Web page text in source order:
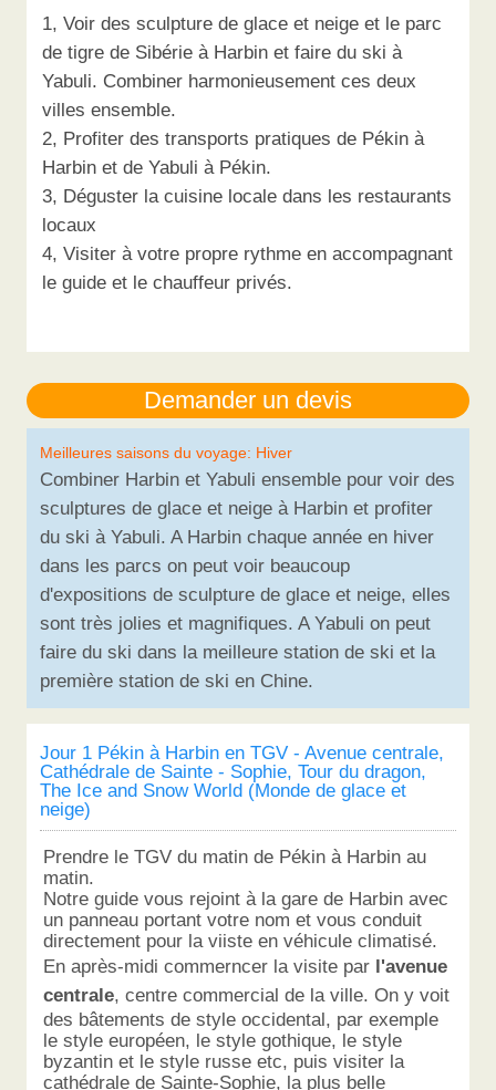
1, Voir des sculpture de glace et neige et le parc
de tigre de Sibérie à Harbin et faire du ski à
Yabuli. Combiner harmonieusement ces deux
villes ensemble.
2, Profiter des transports pratiques de Pékin à
Harbin et de Yabuli à Pékin.
3, Déguster la cuisine locale dans les restaurants
locaux
4, Visiter à votre propre rythme en accompagnant
le guide et le chauffeur privés.
Meilleures saisons du voyage: Hiver
Combiner Harbin et Yabuli ensemble pour voir des
sculptures de glace et neige à Harbin et profiter
du ski à Yabuli. A Harbin chaque année en hiver
dans les parcs on peut voir beaucoup
d'expositions de sculpture de glace et neige, elles
sont très jolies et magnifiques. A Yabuli on peut
faire du ski dans la meilleure station de ski et la
première station de ski en Chine.
Jour 1 Pékin à Harbin en TGV - Avenue centrale,
Cathédrale de Sainte - Sophie, Tour du dragon,
The Ice and Snow World (Monde de glace et
neige)
Prendre le TGV du matin de Pékin à Harbin au
matin.
Notre guide vous rejoint à la gare de Harbin avec
un panneau portant votre nom et vous conduit
directement pour la viiste en véhicule climatisé.
En après-midi commerncer la visite par l'avenue
centrale, centre commercial de la ville. On y voit
des bâtements de style occidental, par exemple
le style européen, le style gothique, le style
byzantin et le style russe etc, puis visiter la
cathédrale de Sainte-Sophie, la plus belle